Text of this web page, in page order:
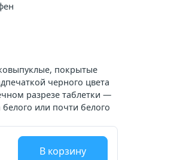
покрытые
черного цвета
разрезе таблетки —
или почти белого
В корзину